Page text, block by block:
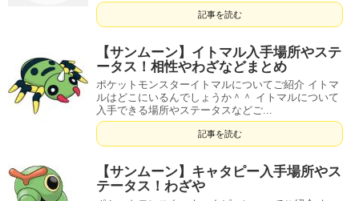
記事を読む
【サンムーン】イトマル入手場所やステ
ータス！相性やわざなどまとめ
ポケットモンスターイトマルについてご紹介 イトマ
ルはどこにいるんでしょうか＾＾ イトマルについて
入手できる場所やステータスなどご...
記事を読む
【サンムーン】キャタピー入手場所やス
テータス！わざや